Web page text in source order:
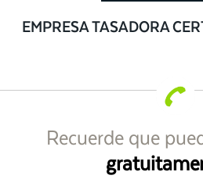
EMPRESA TASADORA
Recuerde que